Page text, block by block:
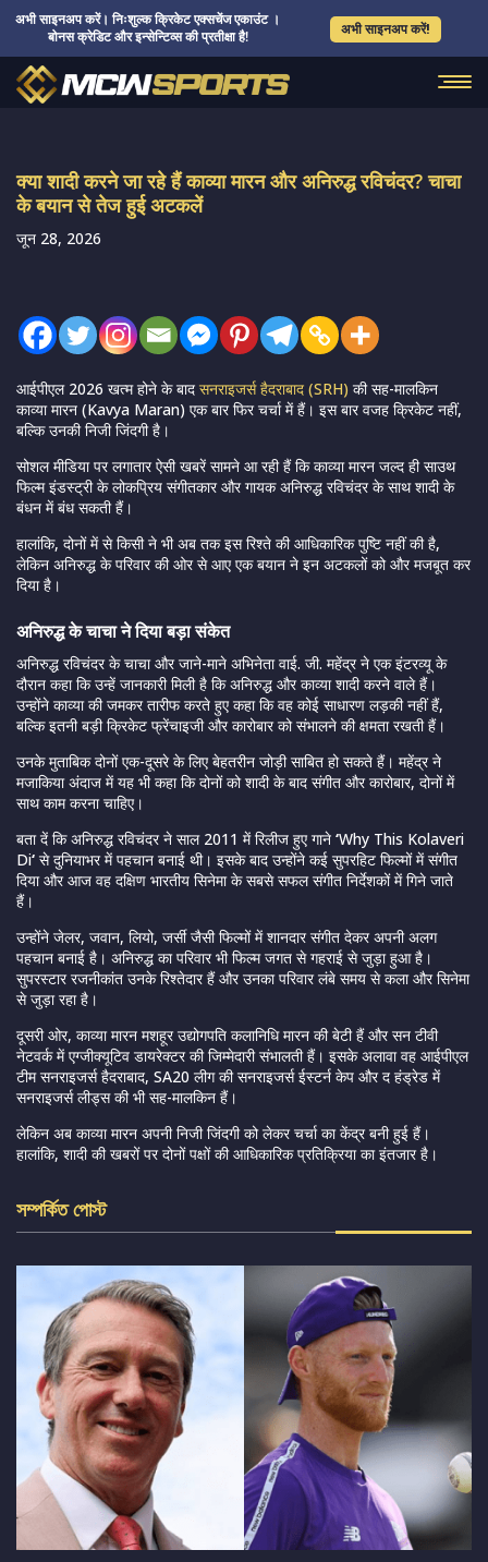
अभी साइनअप करें। निःशुल्क क्रिकेट एक्सचेंज एकाउंट ।
बोनस क्रेडिट और इन्सेन्टिव्स की प्रतीक्षा है!
अभी साइनअप करें!
क्या शादी करने जा रहे हैं काव्या मारन और अनिरुद्ध रविचंदर? चाचा
के बयान से तेज हुई अटकलें
जून 28, 2026
आईपीएल 2026 खत्म होने के बाद सनराइजर्स हैदराबाद (SRH) की सह-मालकिन
काव्या मारन (Kavya Maran) एक बार फिर चर्चा में हैं। इस बार वजह क्रिकेट नहीं,
बल्कि उनकी निजी जिंदगी है।
सोशल मीडिया पर लगातार ऐसी खबरें सामने आ रही हैं कि काव्या मारन जल्द ही साउथ
फिल्म इंडस्ट्री के लोकप्रिय संगीतकार और गायक अनिरुद्ध रविचंदर के साथ शादी के
बंधन में बंध सकती हैं।
हालांकि, दोनों में से किसी ने भी अब तक इस रिश्ते की आधिकारिक पुष्टि नहीं की है,
लेकिन अनिरुद्ध के परिवार की ओर से आए एक बयान ने इन अटकलों को और मजबूत कर
दिया है।
अनिरुद्ध के चाचा ने दिया बड़ा संकेत
अनिरुद्ध रविचंदर के चाचा और जाने-माने अभिनेता वाई. जी. महेंद्र ने एक इंटरव्यू के
दौरान कहा कि उन्हें जानकारी मिली है कि अनिरुद्ध और काव्या शादी करने वाले हैं।
उन्होंने काव्या की जमकर तारीफ करते हुए कहा कि वह कोई साधारण लड़की नहीं हैं,
बल्कि इतनी बड़ी क्रिकेट फ्रेंचाइजी और कारोबार को संभालने की क्षमता रखती हैं।
उनके मुताबिक दोनों एक-दूसरे के लिए बेहतरीन जोड़ी साबित हो सकते हैं। महेंद्र ने
मजाकिया अंदाज में यह भी कहा कि दोनों को शादी के बाद संगीत और कारोबार, दोनों में
साथ काम करना चाहिए।
बता दें कि अनिरुद्ध रविचंदर ने साल 2011 में रिलीज हुए गाने ‘Why This Kolaveri
Di‘ से दुनियाभर में पहचान बनाई थी। इसके बाद उन्होंने कई सुपरहिट फिल्मों में संगीत
दिया और आज वह दक्षिण भारतीय सिनेमा के सबसे सफल संगीत निर्देशकों में गिने जाते
हैं।
उन्होंने जेलर, जवान, लियो, जर्सी जैसी फिल्मों में शानदार संगीत देकर अपनी अलग
पहचान बनाई है। अनिरुद्ध का परिवार भी फिल्म जगत से गहराई से जुड़ा हुआ है।
सुपरस्टार रजनीकांत उनके रिश्तेदार हैं और उनका परिवार लंबे समय से कला और सिनेमा
से जुड़ा रहा है।
दूसरी ओर, काव्या मारन मशहूर उद्योगपति कलानिधि मारन की बेटी हैं और सन टीवी
नेटवर्क में एग्जीक्यूटिव डायरेक्टर की जिम्मेदारी संभालती हैं। इसके अलावा वह आईपीएल
टीम सनराइजर्स हैदराबाद, SA20 लीग की सनराइजर्स ईस्टर्न केप और द हंड्रेड में
सनराइजर्स लीड्स की भी सह-मालकिन हैं।
लेकिन अब काव्या मारन अपनी निजी जिंदगी को लेकर चर्चा का केंद्र बनी हुई हैं।
हालांकि, शादी की खबरों पर दोनों पक्षों की आधिकारिक प्रतिक्रिया का इंतजार है।
সম্পর্কিত পোস্ট